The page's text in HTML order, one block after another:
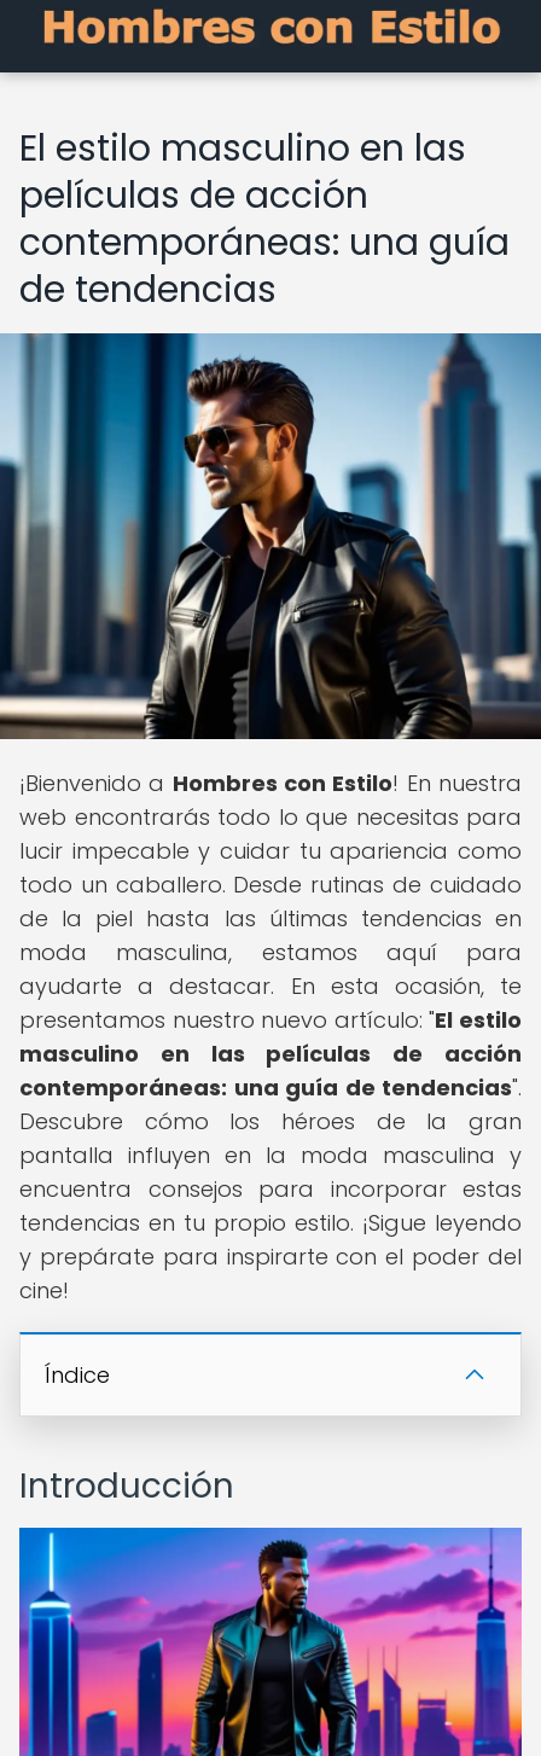
El estilo masculino en las
películas de acción
contemporáneas: una guía
de tendencias
¡Bienvenido a Hombres con Estilo! En nuestra
web encontrarás todo lo que necesitas para
lucir impecable y cuidar tu apariencia como
todo un caballero. Desde rutinas de cuidado
de la piel hasta las últimas tendencias en
moda masculina, estamos aquí para
ayudarte a destacar. En esta ocasión, te
presentamos nuestro nuevo artículo: "El estilo
masculino en las películas de acción
contemporáneas: una guía de tendencias".
Descubre cómo los héroes de la gran
pantalla influyen en la moda masculina y
encuentra consejos para incorporar estas
tendencias en tu propio estilo. ¡Sigue leyendo
y prepárate para inspirarte con el poder del
cine!
Índice
Introducción